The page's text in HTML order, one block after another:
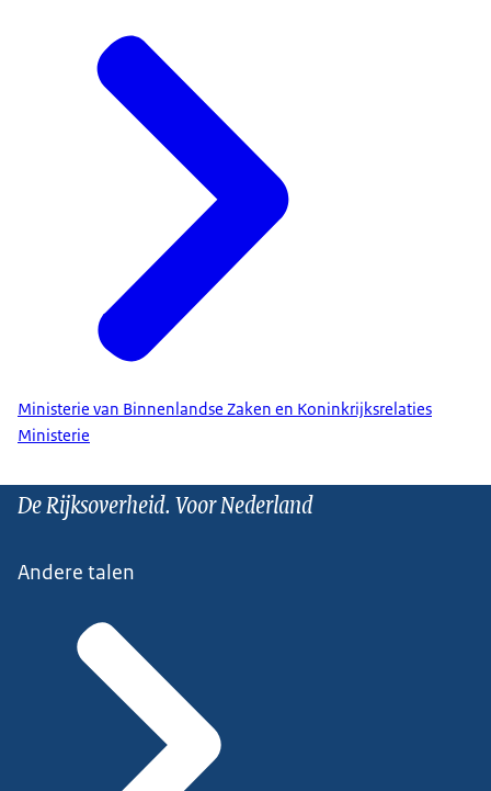
Ministerie van Binnenlandse Zaken en Koninkrijksrelaties
Ministerie
De Rijksoverheid. Voor Nederland
Andere talen